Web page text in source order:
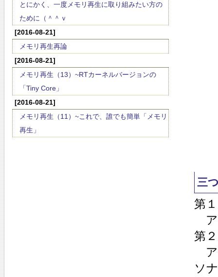
とにかく、一度メモリ再生に取り組みたい方の
ために（＾＾ｖ
[2016-08-21]
メモリ再生再論
[2016-08-21]
メモリ再生（13）~RTカーネルバージョンの
「Tiny Core」
[2016-08-21]
メモリ再生（11）~これで、誰でも簡単「メモリ
再生」
三
第
ア
第
ア
ソ